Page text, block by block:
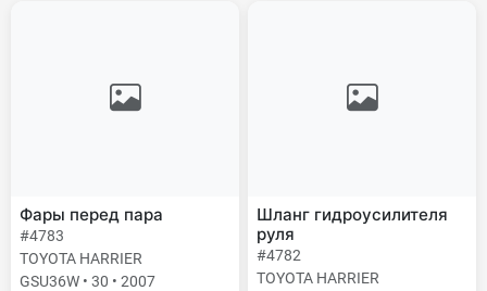
Фары перед пара
#4783
TOYOTA HARRIER
GSU36W • 30 • 2007
Шланг гидроусилителя
руля
#4782
TOYOTA HARRIER